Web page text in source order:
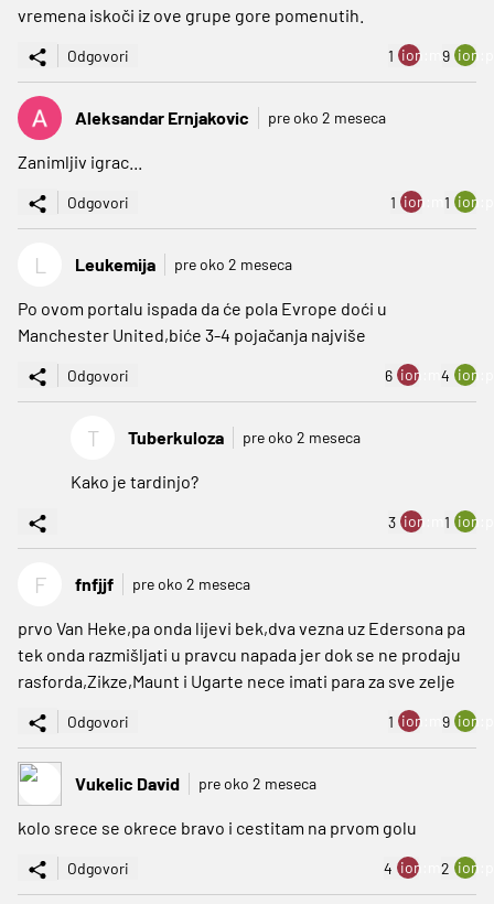
vremena iskoči iz ove grupe gore pomenutih.
Odgovori 1 ion:minus
9
Aleksandar Ernjakovic pre oko 2 meseca
Zanimljiv igrac...
Odgovori 1 ion:minus
1
L Leukemija pre oko 2 meseca
Po ovom portalu ispada da će pola Evrope doći u
Manchester United,biće 3-4 pojačanja najviše
Odgovori 6 ion:minus
4
T Tuberkuloza pre oko 2 meseca
Kako je tardinjo?
3 ion:minus
1
F fnfjjf pre oko 2 meseca
prvo Van Heke,pa onda lijevi bek,dva vezna uz Edersona pa
tek onda razmišljati u pravcu napada jer dok se ne prodaju
rasforda,Zikze,Maunt i Ugarte nece imati para za sve zelje
Odgovori 1 ion:minus
9
Vukelic David pre oko 2 meseca
kolo srece se okrece bravo i cestitam na prvom golu
Odgovori 4 ion:minus
2